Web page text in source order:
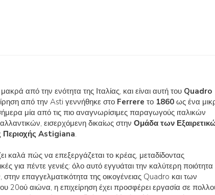
από την ενότητα της Ιταλίας, και είναι αυτή του Quadro
από την Asti γεννήθηκε στο Ferrere το 1860 ως ένα
μία από τις πιο αναγνωρίσιμες παραγωγούς ιταλικών
εισερχόμενη δικαίως στην Ομάδα των
Περιοχής Astigiana.
καλά πώς να επεξεργάζεται το κρέας, μεταδίδοντας
για πέντε γενιές: όλο αυτό εγγυάται την καλύτερη ποιότητα
επαγγελματικότητα της οικογένειας Quadro και των
20ού αιώνα, η επιχείρηση έχει προσφέρει εργασία σε